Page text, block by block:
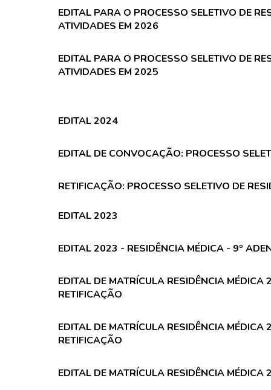
EDITAL PARA O PROCESSO SELETIVO DE
ATIVIDADES EM 2026
EDITAL PARA O PROCESSO SELETIVO DE
ATIVIDADES EM 2025
EDITAL 2024
EDITAL DE CONVOCAÇÃO: PROCESSO
RETIFICAÇÃO: PROCESSO SELETIVO DE
EDITAL 2023
EDITAL 2023 - RESIDÊNCIA MÉDICA - 9º
EDITAL DE MATRÍCULA RESIDÊNCIA
RETIFICAÇÃO
EDITAL DE MATRÍCULA RESIDÊNCIA
RETIFICAÇÃO
EDITAL DE MATRÍCULA RESIDÊNCIA